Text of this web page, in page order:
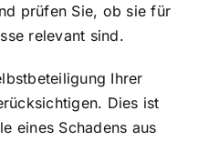
prüfen Sie, ob sie für
relevant sind.
Ihrer
Dies ist
eines Schadens aus